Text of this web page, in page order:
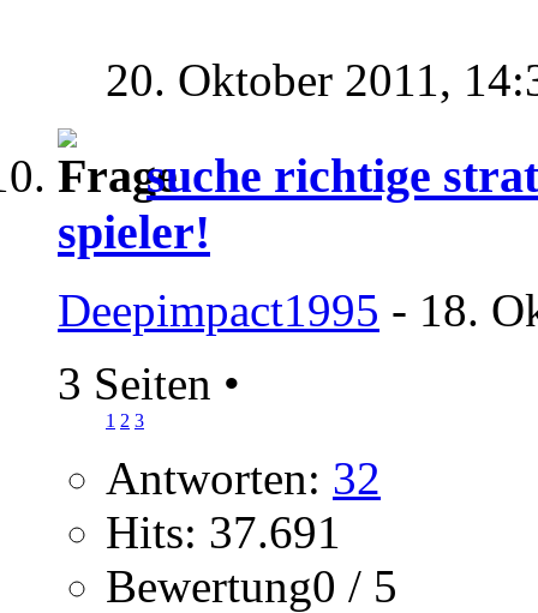
20. Oktober 2011,
suche richtige
spieler!
Deepimpact1995 - 18.
3 Seiten •
1 2 3
Antworten: 32
Hits: 37.691
Bewertung0 / 5